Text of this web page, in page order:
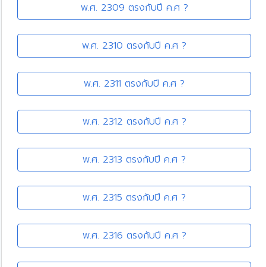
พ.ศ. 2309 ตรงกับปี ค.ศ ?
พ.ศ. 2310 ตรงกับปี ค.ศ ?
พ.ศ. 2311 ตรงกับปี ค.ศ ?
พ.ศ. 2312 ตรงกับปี ค.ศ ?
พ.ศ. 2313 ตรงกับปี ค.ศ ?
พ.ศ. 2315 ตรงกับปี ค.ศ ?
พ.ศ. 2316 ตรงกับปี ค.ศ ?